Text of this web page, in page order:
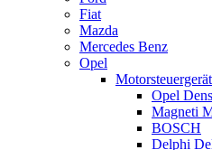
Fiat
Mazda
Mercedes Benz
Opel
Opel
Magneti
BOSCH
Delphi